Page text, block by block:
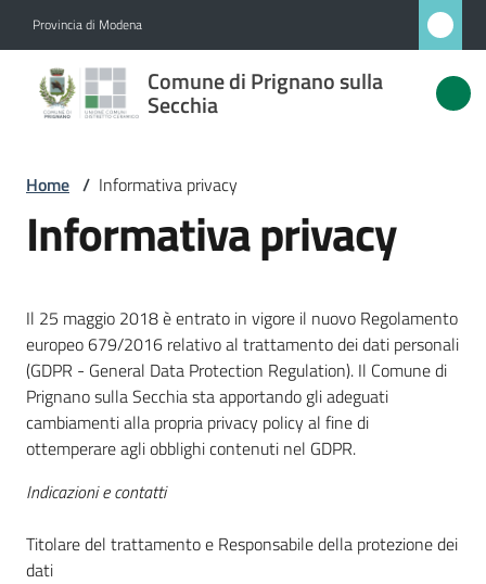
Provincia di Modena
Comune di Prignano sulla
Secchia
Comune
di
sulla
Secchia
Novità
Servizi
Prignano
Secchia
Home / Informativa privacy
Informativa privacy
Il 25 maggio 2018 è entrato in vigore il nuovo Regolamento
europeo 679/2016 relativo al trattamento dei dati personali
(GDPR - General Data Protection Regulation). Il Comune di
Prignano sulla Secchia sta apportando gli adeguati
cambiamenti alla propria privacy policy al fine di
ottemperare agli obblighi contenuti nel GDPR.
Indicazioni e contatti
Titolare del trattamento e Responsabile della protezione dei
dati